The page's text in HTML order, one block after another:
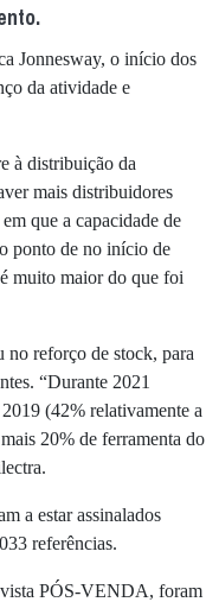
Jonnesway, o início dos
da atividade e
à distribuição da
mais distribuidores
que a capacidade de
ponto de no início de
muito maior do que foi
reforço de stock, para
“Durante 2021
(42% relativamente a
20% de ferramenta do
a estar assinalados
referências.
PÓS-VENDA, foram